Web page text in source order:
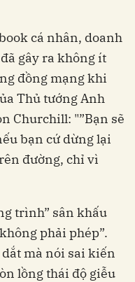
cá nhân, doanh
gây ra không ít
đồng mạng khi
Thủ tướng Anh
Churchill: "”Bạn sẽ
bạn cứ dừng lại
đường, chỉ vì
trình” sân khấu
phải phép”.
mà nói sai kiến
lồng thái độ giễu